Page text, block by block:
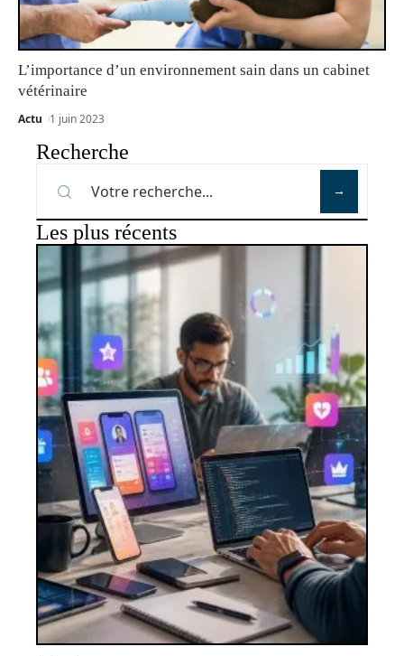
L’importance d’un environnement sain dans un cabinet
vétérinaire
Actu 1 juin 2023
Recherche
Les plus récents